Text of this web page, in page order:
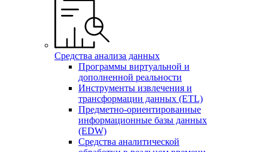
Средства анализа данных
Программы виртуальной и
дополненной реальности
Инструменты извлечения и
трансформации данных (ETL)
Предметно-ориентированные
информационные базы данных
(EDW)
Средства аналитической